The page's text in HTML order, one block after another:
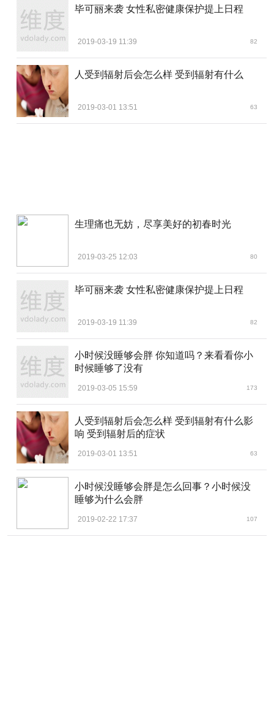
毕可丽来袭 女性私密健康保护提上日程
2019-03-19 11:39 82
人受到辐射后会怎么样 受到辐射有什么
2019-03-01 13:51 63
生理痛也无妨，尽享美好的初春时光
2019-03-25 12:03 80
毕可丽来袭 女性私密健康保护提上日程
2019-03-19 11:39 82
小时候没睡够会胖 你知道吗？来看看你小
时候睡够了没有
2019-03-05 15:59 173
人受到辐射后会怎么样 受到辐射有什么影
响 受到辐射后的症状
2019-03-01 13:51 63
小时候没睡够会胖是怎么回事？小时候没
睡够为什么会胖
2019-02-22 17:37 107